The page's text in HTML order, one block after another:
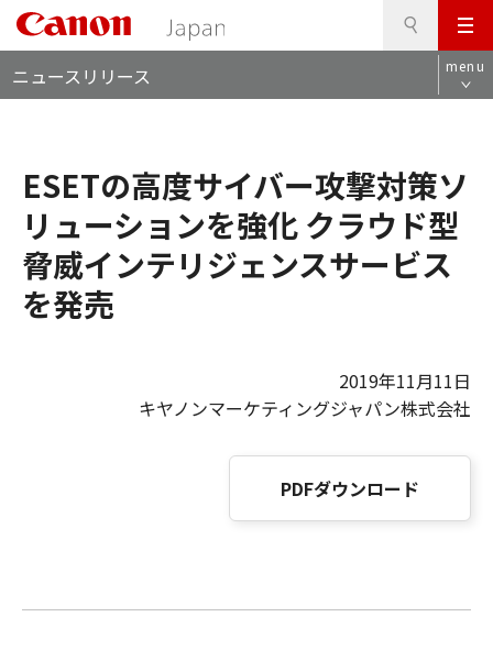
メ
ニ
ュ
ーニュースリリース menu
ESETの高度サイバー攻撃対策ソ
リューションを強化 クラウド型
脅威インテリジェンスサービス
を発売
2019年11月11日
キヤノンマーケティングジャパン株式会社
PDFダウンロード